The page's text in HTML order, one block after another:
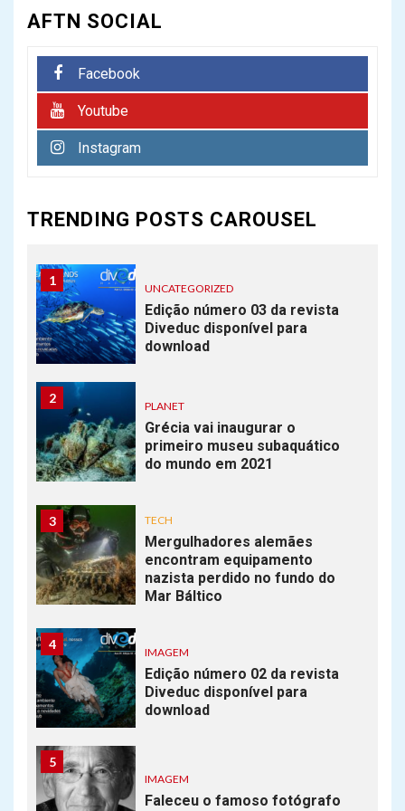
AFTN SOCIAL
Facebook
Youtube
Instagram
TRENDING POSTS CAROUSEL
FREE DIVE
quebra recorde mundial de
7
descoberto na Austrália
1
UNCATEGORIZED
Edição número 03 da revista
Diveduc disponível para
download
2
PLANET
Grécia vai inaugurar o
primeiro museu subaquático
do mundo em 2021
3 TECH
Mergulhadores alemães
encontram equipamento
nazista perdido no fundo do
Mar Báltico
4
IMAGEM
Edição número 02 da revista
Diveduc disponível para
download
5
IMAGEM
Faleceu o famoso fotógrafo